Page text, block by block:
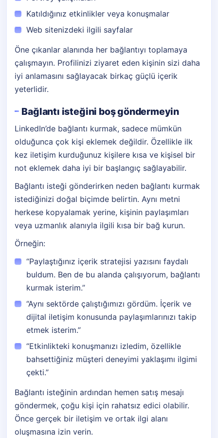
Katıldığınız etkinlikler veya konuşmalar
Web sitenizdeki ilgili sayfalar
Öne çıkanlar alanında her bağlantıyı toplamaya
çalışmayın. Profilinizi ziyaret eden kişinin sizi daha
iyi anlamasını sağlayacak birkaç güçlü içerik
yeterlidir.
Bağlantı isteğini boş göndermeyin
LinkedIn’de bağlantı kurmak, sadece mümkün
olduğunca çok kişi eklemek değildir. Özellikle ilk
kez iletişim kurduğunuz kişilere kısa ve kişisel bir
not eklemek daha iyi bir başlangıç sağlayabilir.
Bağlantı isteği gönderirken neden bağlantı kurmak
istediğinizi doğal biçimde belirtin. Aynı metni
herkese kopyalamak yerine, kişinin paylaşımları
veya uzmanlık alanıyla ilgili kısa bir bağ kurun.
Örneğin:
“Paylaştığınız içerik stratejisi yazısını faydalı
buldum. Ben de bu alanda çalışıyorum, bağlantı
kurmak isterim.”
“Aynı sektörde çalıştığımızı gördüm. İçerik ve
dijital iletişim konusunda paylaşımlarınızı takip
etmek isterim.”
“Etkinlikteki konuşmanızı izledim, özellikle
bahsettiğiniz müşteri deneyimi yaklaşımı ilgimi
çekti.”
Bağlantı isteğinin ardından hemen satış mesajı
göndermek, çoğu kişi için rahatsız edici olabilir.
Önce gerçek bir iletişim ve ortak ilgi alanı
oluşmasına izin verin.